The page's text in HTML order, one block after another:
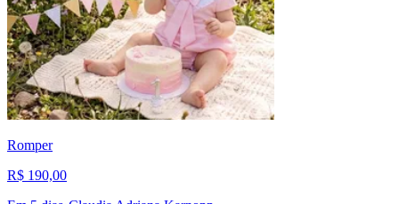
Romper
R$ 190,00